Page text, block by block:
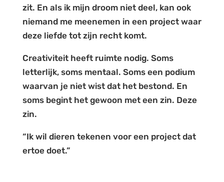
zit. En als ik mijn droom niet deel, kan ook
niemand me meenemen in een project waar
deze liefde tot zijn recht komt.
Creativiteit heeft ruimte nodig. Soms
letterlijk, soms mentaal. Soms een podium
waarvan je niet wist dat het bestond. En
soms begint het gewoon met een zin. Deze
zin.
“Ik wil dieren tekenen voor een project dat
ertoe doet.”